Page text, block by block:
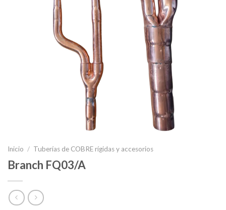
Inicio / Tuberías de COBRE rígidas y accesorios
Branch FQ03/A